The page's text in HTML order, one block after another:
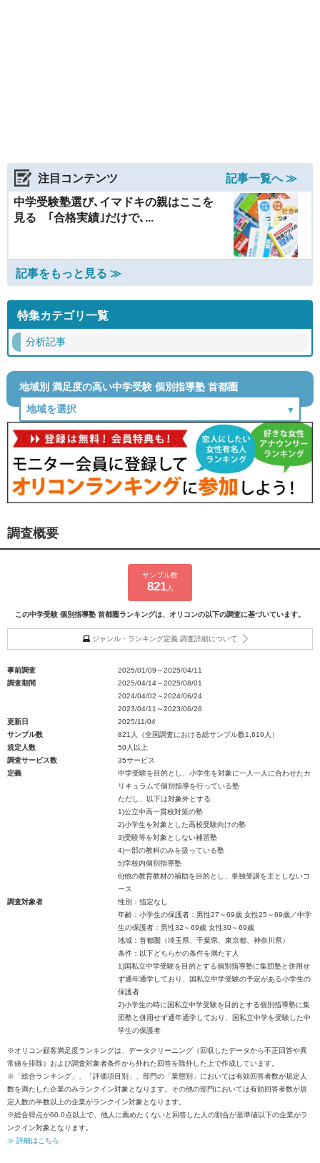
注目コンテンツ
記事一覧へ ≫
中学受験塾選び､イマドキの親はここを
見る ｢合格実績｣だけで､...
記事をもっと見る ≫
特集カテゴリ一覧
分析記事
地域別 満足度の高い中学受験 個別指導塾 首都圏
調査概要
サンプル数
821人
この中学受験 個別指導塾 首都圏ランキングは、オリコンの以下の調査に基づいています。
ジャンル・ランキング定義 調査詳細について
事前調査
2025/01/09～2025/04/11
調査期間
2025/04/14～2025/08/01
2024/04/02～2024/06/24
2023/04/11～2023/06/28
更新日
2025/11/04
サンプル数
821人（全国調査における総サンプル数1,619人）
規定人数
50人以上
調査サービス数
35サービス
定義
中学受験を目的とし、小学生を対象に一人一人に合わせたカ
リキュラムで個別指導を行っている塾
ただし、以下は対象外とする
1)公立中高一貫校対策の塾
2)小学生を対象とした高校受験向けの塾
3)受験等を対象としない補習塾
4)一部の教科のみを扱っている塾
5)学校内個別指導塾
6)他の教育教材の補助を目的とし、単独受講を主としないコ
ース
調査対象者
性別：指定なし
年齢：小学生の保護者：男性27～69歳 女性25～69歳／中学
生の保護者：男性32～69歳 女性30～69歳
地域：首都圏（埼玉県、千葉県、東京都、神奈川県）
条件：以下どちらかの条件を満たす人
1)国私立中学受験を目的とする個別指導塾に集団塾と併用せ
ず通年通学しており、国私立中学受験の予定がある小学生の
保護者
2)小学生の時に国私立中学受験を目的とする個別指導塾に集
団塾と併用せず通年通学しており、国私立中学を受験した中
学生の保護者
※オリコン顧客満足度ランキングは、データクリーニング（回収したデータから不正回答や異
常値を排除）および調査対象者条件から外れた回答を除外した上で作成しています。
※「総合ランキング」、「評価項目別」、部門の「業態別」においては有効回答者数が規定人
数を満たした企業のみランクイン対象となります。その他の部門においては有効回答者数が規
定人数の半数以上の企業がランクイン対象となります。
※総合得点が60.0点以上で、他人に薦めたくないと回答した人の割合が基準値以下の企業がラ
ンクイン対象となります。
≫ 詳細はこちら